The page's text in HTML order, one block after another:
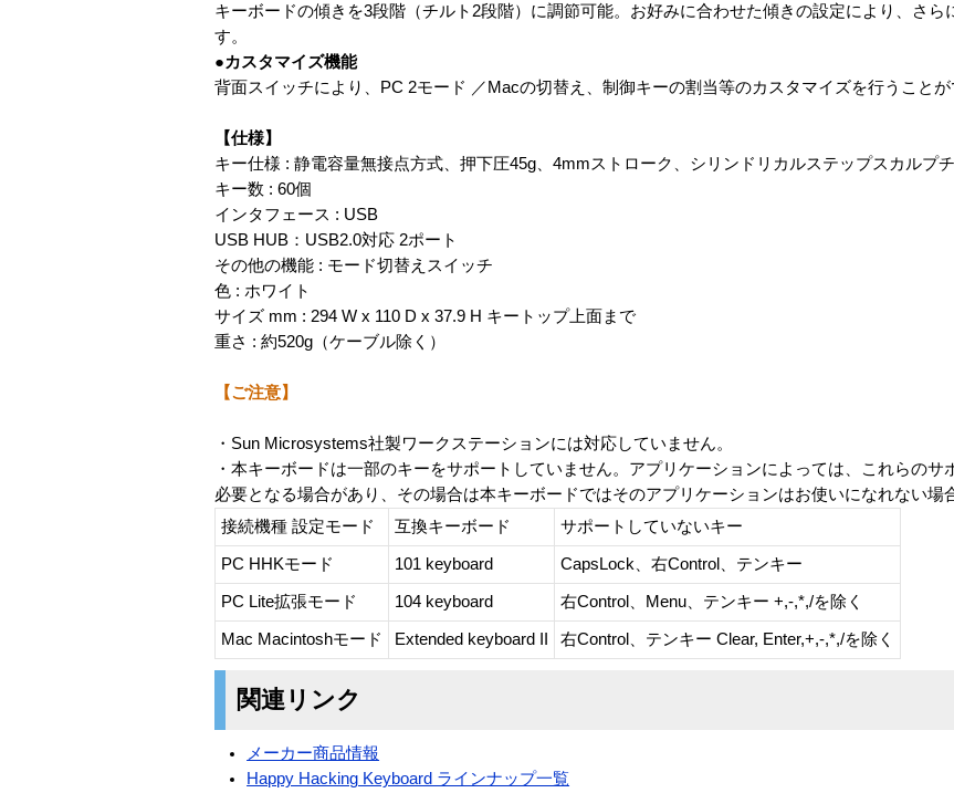
キーボードの傾きを3段階（チルト2段階）に調節可能。お好みに合わせた傾きの設定により、さら
す。
●カスタマイズ機能
背面スイッチにより、PC 2モード ／Macの切替え、制御キーの割当等のカスタマイズを行うことが
【仕様】
キー仕様 : 静電容量無接点方式、押下圧45g、4mmストローク、シリンドリカルステップスカルプ
キー数 : 60個
インタフェース : USB
USB HUB：USB2.0対応 2ポート
その他の機能 : モード切替えスイッチ
色 : ホワイト
サイズ mm : 294 W x 110 D x 37.9 H キートップ上面まで
重さ : 約520g（ケーブル除く）
【ご注意】
・Sun Microsystems社製ワークステーションには対応していません。
・本キーボードは一部のキーをサポートしていません。アプリケーションによっては、これらのサ
必要となる場合があり、その場合は本キーボードではそのアプリケーションはお使いになれない場
接続機種 設定モード
互換キーボード サポートしていないキー
PC HHKモード 101 keyboard CapsLock、右Control、テンキー
PC Lite拡張モード 104 keyboard 右Control、Menu、テンキー +,-,*,/を除く
Mac Macintoshモード Extended keyboard II 右Control、テンキー Clear, Enter,+,-,*,/を除く
関連リンク
メーカー商品情報
Happy Hacking Keyboard ラインナップ一覧